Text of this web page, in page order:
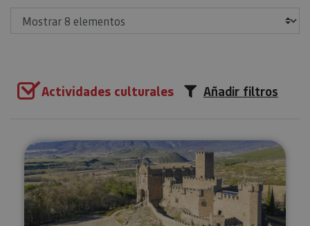
Actividades culturales Añadir filtros
Ruta Medieval Navarra: Olite,